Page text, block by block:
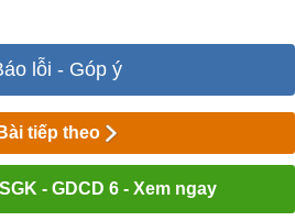
lỗi - Góp ý
Bài tiếp theo
- GDCD 6 - Xem ngay